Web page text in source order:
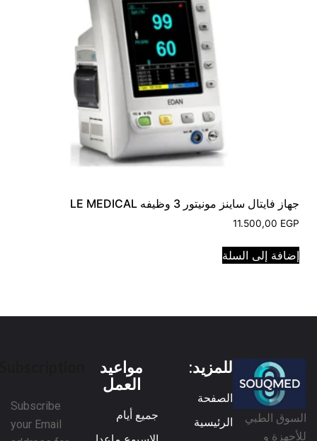
جهاز فايتال ساينز مونيتور 3 وظيفه LE MEDICAL
11.500,00EGP
إضافة إلى السلة
السوق الطبي
للأجهزة و
للمزيد:
الصفحة
الرئيسية
مواعيد
العمل
جميع أيام
Subscribe
your Email